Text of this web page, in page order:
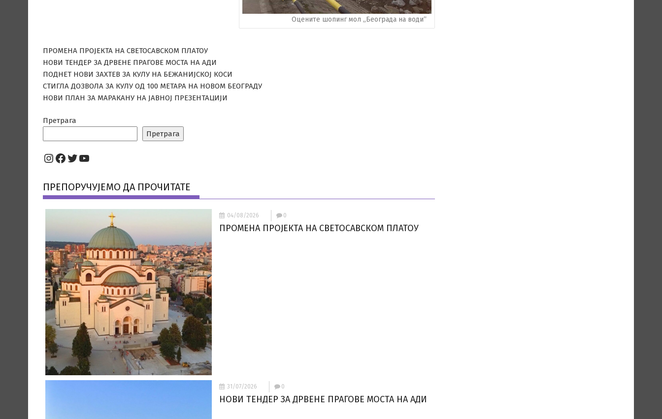
Оцените шопинг мол „Београда на води“
ПРОМЕНА ПРОЈЕКТА НА СВЕТОСАВСКОМ ПЛАТОУ
НОВИ ТЕНДЕР ЗА ДРВЕНЕ ПРАГОВЕ МОСТА НА АДИ
ПОДНЕТ НОВИ ЗАХТЕВ ЗА КУЛУ НА БЕЖАНИЈСКОЈ КОСИ
СТИГЛА ДОЗВОЛА ЗА КУЛУ ОД 100 МЕТАРА НА НОВОМ БЕОГРАДУ
НОВИ ПЛАН ЗА МАРАКАНУ НА ЈАВНОЈ ПРЕЗЕНТАЦИЈИ
Претрага
Претрага
Instagram
Facebook
Twitter
YouTube
ПРЕПОРУЧУЈЕМО ДА ПРОЧИТАТЕ
04/08/2026 0
ПРОМЕНА ПРОЈЕКТА НА СВЕТОСАВСКОМ ПЛАТОУ
31/07/2026 0
НОВИ ТЕНДЕР ЗА ДРВЕНЕ ПРАГОВЕ МОСТА НА АДИ